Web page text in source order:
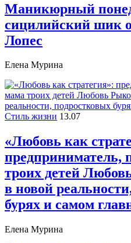
Маникюрный
сицилийский шик
Лопес
Елена Мурина
Стиль жизни 13.07
«Любовь как
предприниматель,
троих детей
в новой
бурях и самом
Елена Мурина